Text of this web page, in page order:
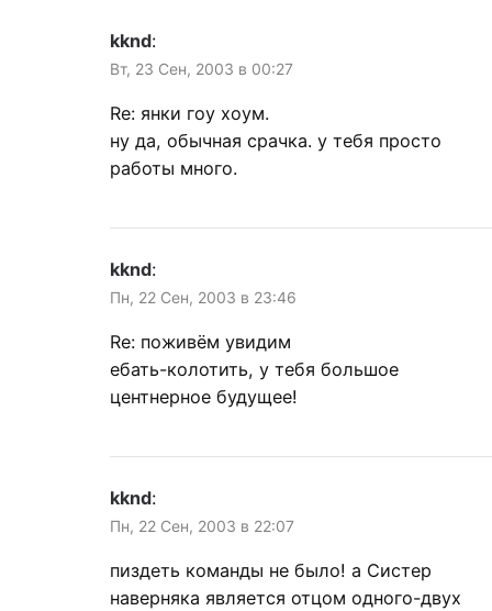
kknd:
Вт, 23 Сен, 2003 в 00:27
Re: янки гоу хоум.
ну да, обычная срачка. у тебя просто
работы много.
kknd:
Пн, 22 Сен, 2003 в 23:46
Re: поживём увидим
ебать-колотить, у тебя большое
центнерное будущее!
kknd:
Пн, 22 Сен, 2003 в 22:07
пиздеть команды не было! а Систер
наверняка является отцом одного-двух